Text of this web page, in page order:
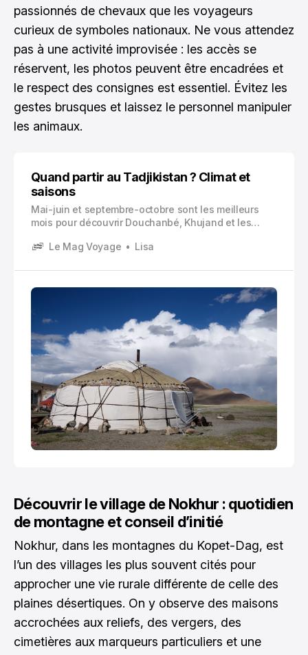
passionnés de chevaux que les voyageurs
curieux de symboles nationaux. Ne vous attendez
pas à une activité improvisée : les accès se
réservent, les photos peuvent être encadrées et
le respect des consignes est essentiel. Évitez les
gestes brusques et laissez le personnel manipuler
les animaux.
Quand partir au Tadjikistan ? Climat et
saisons
Mai-juin et septembre-octobre sont les meilleurs
mois pour découvrir Douchanbé, Khujand et les
juillet à septembre, quand les cols sont les plus
Le Mag Voyage Lisa
Découvrir le village de Nokhur : quotidien
de montagne et conseil d’initié
Nokhur, dans les montagnes du Kopet-Dag, est
l’un des villages les plus souvent cités pour
approcher une vie rurale différente de celle des
plaines désertiques. On y observe des maisons
accrochées aux reliefs, des vergers, des
cimetières aux marqueurs particuliers et une